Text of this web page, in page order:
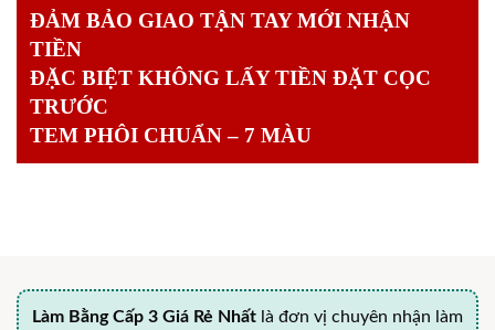
ĐẢM BẢO GIAO TẬN TAY MỚI NHẬN
TIỀN
ĐẶC BIỆT KHÔNG LẤY TIỀN ĐẶT CỌC
TRƯỚC
TEM PHÔI CHUẨN – 7 MÀU
Làm Bằng Cấp 3 Giá Rẻ Nhất là đơn vị chuyên nhận làm